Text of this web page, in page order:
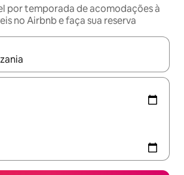
por temporada de acomodações à
no Airbnb e faça sua reserva
estiverem disponíveis, explore-os